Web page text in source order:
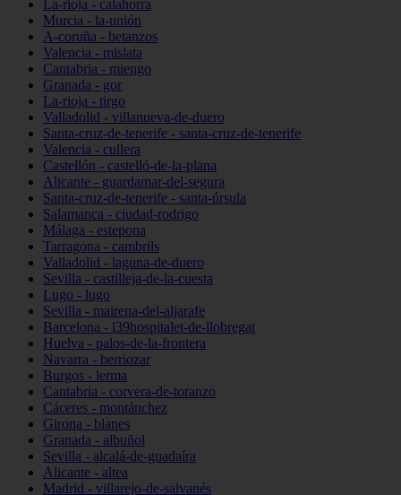
La-rioja - calahorra
Murcia - la-unión
A-coruña - betanzos
Valencia - mislata
Cantabria - miengo
Granada - gor
La-rioja - tirgo
Valladolid - villanueva-de-duero
Santa-cruz-de-tenerife - santa-cruz-de-tenerife
Valencia - cullera
Castellón - castelló-de-la-plana
Alicante - guardamar-del-segura
Santa-cruz-de-tenerife - santa-úrsula
Salamanca - ciudad-rodrigo
Málaga - estepona
Tarragona - cambrils
Valladolid - laguna-de-duero
Sevilla - castilleja-de-la-cuesta
Lugo - lugo
Sevilla - mairena-del-aljarafe
Barcelona - l39hospitalet-de-llobregat
Huelva - palos-de-la-frontera
Navarra - berriozar
Burgos - lerma
Cantabria - corvera-de-toranzo
Cáceres - montánchez
Girona - blanes
Granada - albuñol
Sevilla - alcalá-de-guadaíra
Alicante - altea
Madrid - villarejo-de-salvanés